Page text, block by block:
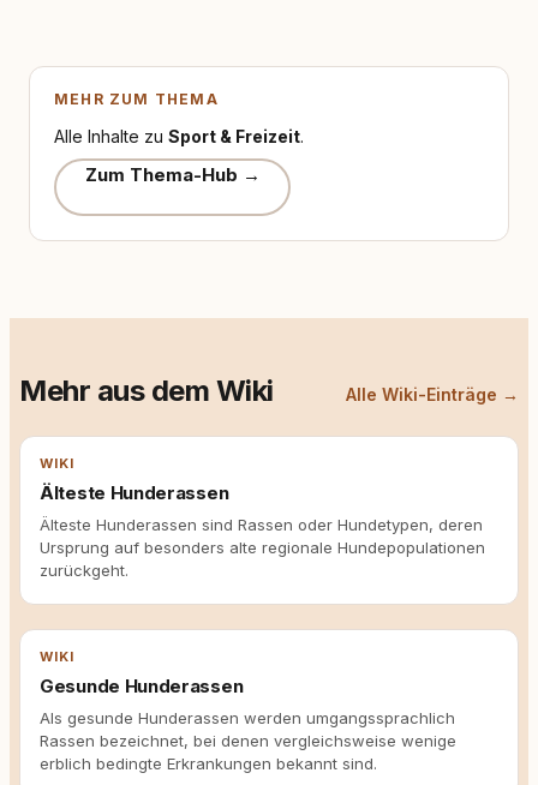
MEHR ZUM THEMA
Alle Inhalte zu Sport & Freizeit.
Zum Thema-Hub →
Mehr aus dem Wiki Alle Wiki-Einträge →
WIKI
Älteste Hunderassen
Älteste Hunderassen sind Rassen oder Hundetypen, deren
Ursprung auf besonders alte regionale Hundepopulationen
zurückgeht.
WIKI
Gesunde Hunderassen
Als gesunde Hunderassen werden umgangssprachlich
Rassen bezeichnet, bei denen vergleichsweise wenige
erblich bedingte Erkrankungen bekannt sind.